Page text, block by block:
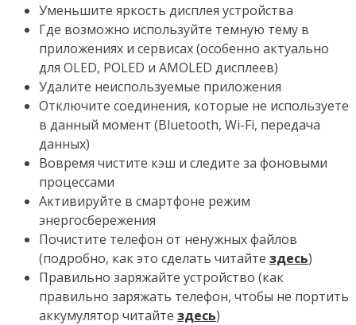
Уменьшите яркость дисплея устройства
Где возможно используйте темную тему в
приложениях и сервисах (особенно актуально
для OLED, POLED и AMOLED дисплеев)
Удалите неиспользуемые приложения
Отключите соединения, которые не используете
в данный момент (Bluetooth, Wi-Fi, передача
данных)
Вовремя чистите кэш и следите за фоновыми
процессами
Активируйте в смартфоне режим
энергосбережения
Почистите телефон от ненужных файлов
(подробно, как это сделать читайте здесь)
Правильно заряжайте устройство (как
правильно заряжать телефон, чтобы не портить
аккумулятор читайте здесь)